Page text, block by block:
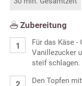
Zubereitung
Für das Käse -
Vanillezucker
steif
Den Topfen